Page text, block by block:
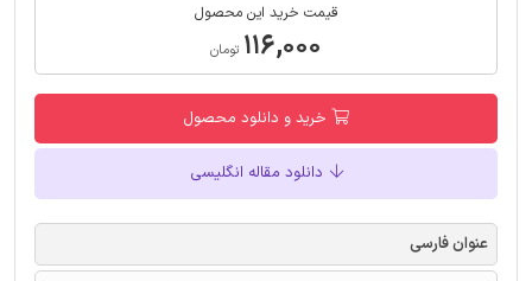
قیمت خرید این محصول
۱۱۶,۰۰۰ تومان
خرید و دانلود محصول
دانلود مقاله انگلیسی
عنوان فارسی